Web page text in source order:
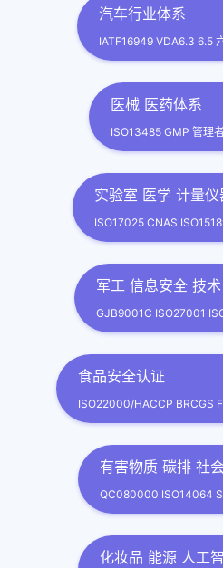
汽车行业体系
IATF16949 VDA6.3 6.5
医械 医药体系
ISO13485 GMP 管理
实验室 医学 计量仪
ISO17025 CNAS
军工 信息安全 技术
GJB9001C ISO27001
食品安全认证
ISO22000/HACCP BRCGS
有害物质 碳排 社
QC080000 ISO14064
化妆品 能源 人工